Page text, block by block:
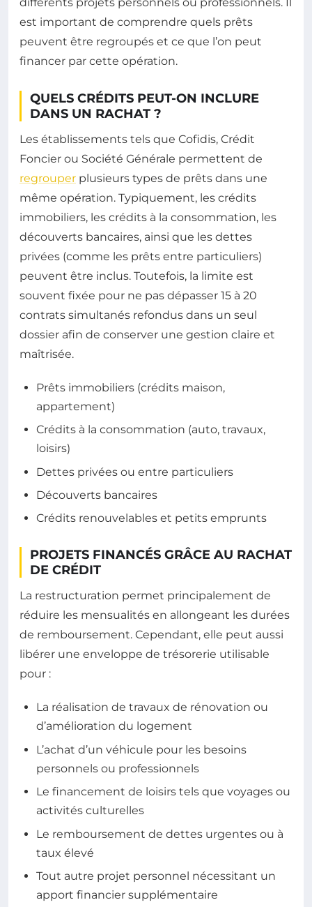
est important de comprendre quels prêts
peuvent être regroupés et ce que l’on peut
financer par cette opération.
QUELS CRÉDITS PEUT-ON INCLURE
DANS UN RACHAT ?
Les établissements tels que Cofidis, Crédit
Foncier ou Société Générale permettent de
regrouper plusieurs types de prêts dans une
même opération. Typiquement, les crédits
immobiliers, les crédits à la consommation, les
découverts bancaires, ainsi que les dettes
privées (comme les prêts entre particuliers)
peuvent être inclus. Toutefois, la limite est
souvent fixée pour ne pas dépasser 15 à 20
contrats simultanés refondus dans un seul
dossier afin de conserver une gestion claire et
maîtrisée.
Prêts immobiliers (crédits maison,
appartement)
Crédits à la consommation (auto, travaux,
loisirs)
Dettes privées ou entre particuliers
Découverts bancaires
Crédits renouvelables et petits emprunts
PROJETS FINANCÉS GRÂCE AU RACHAT
DE CRÉDIT
La restructuration permet principalement de
réduire les mensualités en allongeant les durées
de remboursement. Cependant, elle peut aussi
libérer une enveloppe de trésorerie utilisable
pour :
La réalisation de travaux de rénovation ou
d’amélioration du logement
L’achat d’un véhicule pour les besoins
personnels ou professionnels
Le financement de loisirs tels que voyages ou
activités culturelles
Le remboursement de dettes urgentes ou à
taux élevé
Tout autre projet personnel nécessitant un
apport financier supplémentaire